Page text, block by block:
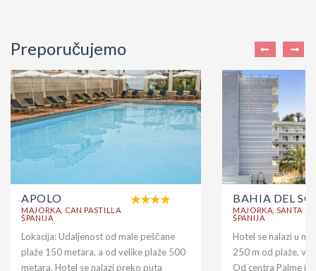
Preporučujemo
APOLO
MAJORKA, CAN PASTILLA
ŠPANIJA
Lokacija: Udaljenost od male peščane
plaže 150 metara, a od velike plaže 500
metara. Hotel se nalazi preko puta
BAHIA DEL
MAJORKA, SANTA
ŠPANIJA
Hotel se nalazi u
250 m od plaže,
Od centra Palme je